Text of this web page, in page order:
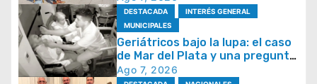
n
d
e
DESTACADA
INTERÉS GENERAL
MUNICIPALES
Geriátricos bajo la lupa: el caso
de Mar del Plata y una pregunta
que se repite en todo el país
Ago 7, 2026